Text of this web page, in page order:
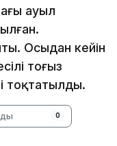
ауыл
Осыдан кейін
тоғыз
тоқтатылды.
0